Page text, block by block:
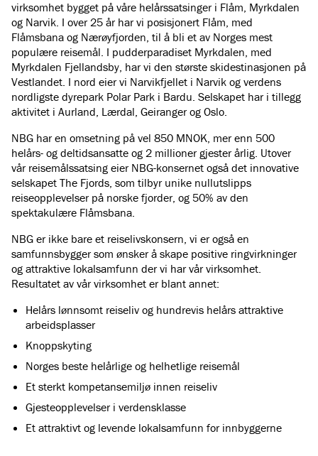
virksomhet bygget på våre helårssatsinger i Flåm, Myrkdalen
og Narvik. I over 25 år har vi posisjonert Flåm, med
Flåmsbana og Nærøyfjorden, til å bli et av Norges mest
populære reisemål. I pudderparadiset Myrkdalen, med
Myrkdalen Fjellandsby, har vi den største skidestinasjonen på
Vestlandet. I nord eier vi Narvikfjellet i Narvik og verdens
nordligste dyrepark Polar Park i Bardu. Selskapet har i tillegg
aktivitet i Aurland, Lærdal, Geiranger og Oslo.
NBG har en omsetning på vel 850 MNOK, mer enn 500
helårs- og deltidsansatte og 2 millioner gjester årlig. Utover
vår reisemålssatsing eier NBG-konsernet også det innovative
selskapet The Fjords, som tilbyr unike nullutslipps
reiseopplevelser på norske fjorder, og 50% av den
spektakulære Flåmsbana.
NBG er ikke bare et reiselivskonsern, vi er også en
samfunnsbygger som ønsker å skape positive ringvirkninger
og attraktive lokalsamfunn der vi har vår virksomhet.
Resultatet av vår virksomhet er blant annet:
Helårs lønnsomt reiseliv og hundrevis helårs attraktive
arbeidsplasser
Knoppskyting
Norges beste helårlige og helhetlige reisemål
Et sterkt kompetansemiljø innen reiseliv
Gjesteopplevelser i verdensklasse
Et attraktivt og levende lokalsamfunn for innbyggerne